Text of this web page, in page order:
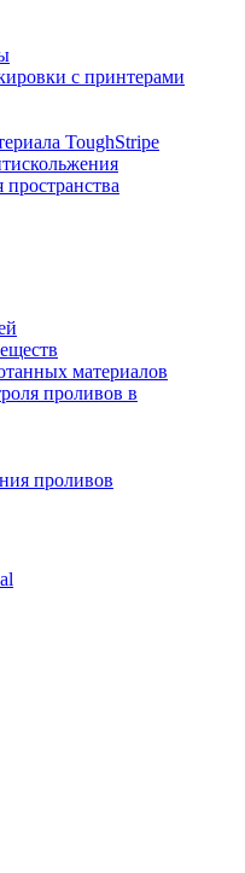
с принтерами
ToughStripe
материалов
проливов в
проливов